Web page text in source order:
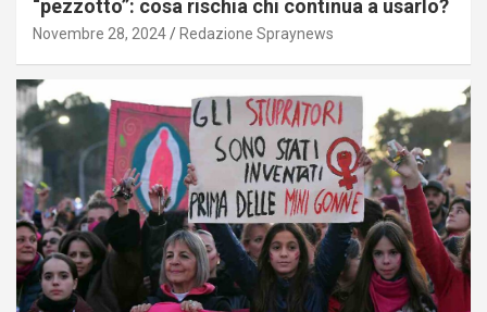
“pezzotto”: cosa rischia chi continua a usarlo?
Novembre 28, 2024 Redazione Spraynews